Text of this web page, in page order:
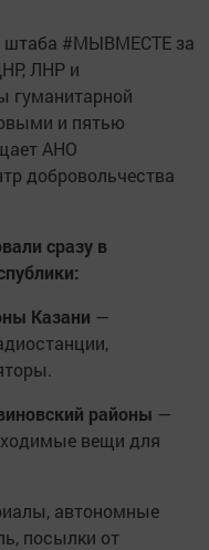
штаба #МЫВМЕСТЕ за
ЛНР и
гуманитарной
и пятью
АНО
добровольчества
сразу в
Казани —
районы —
вещи для
автономные
посылки от